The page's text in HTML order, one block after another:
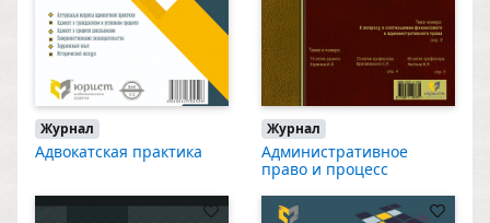
Журнал
Адвокатская практика
Журнал
Административное
право и процесс